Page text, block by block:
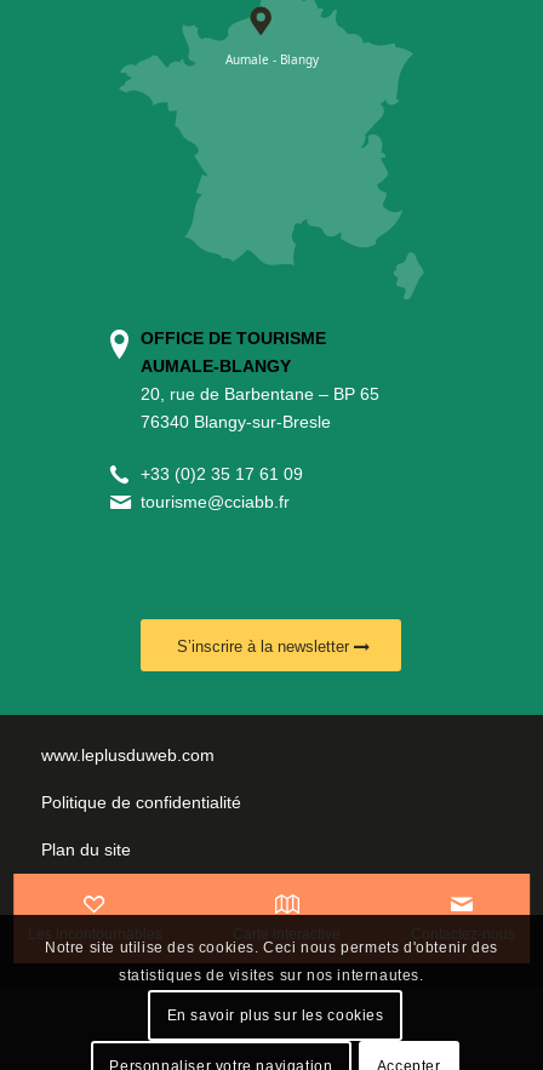
Les incontournables Carte interactive Contactez-nous
OFFICE DE TOURISME
AUMALE-BLANGY
20, rue de Barbentane – BP 65
76340 Blangy-sur-Bresle
+33 (0)2 35 17 61 09
tourisme@cciabb.fr
S’inscrire à la newsletter
www.leplusduweb.com
Politique de confidentialité
Plan du site
Mentions légales
Nous contacter
Notre site utilise des cookies. Ceci nous permets d'obtenir des
statistiques de visites sur nos internautes.
En savoir plus sur les cookies